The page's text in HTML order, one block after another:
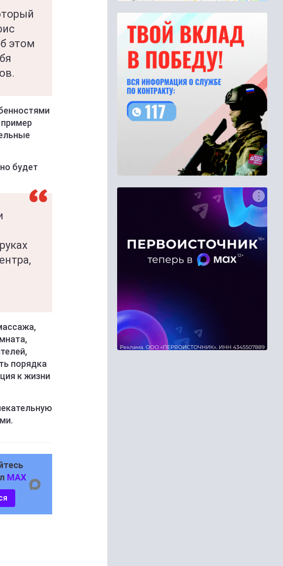
этом
будет
порядка
к жизни
MAX